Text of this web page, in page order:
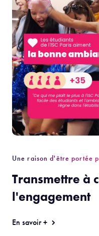
Une raison d'être portée
Transmettre à
l'engagement
En savoir +